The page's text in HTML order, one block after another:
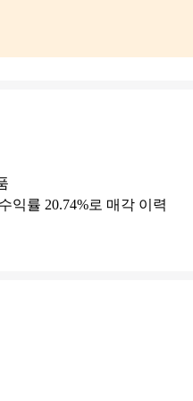
익률 20.74%로 매각 이력